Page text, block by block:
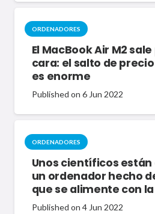
ORDENADORES
El MacBook Air M2
cara: el salto de
es enorme
Published on 6 Jun 2022
ORDENADORES
Unos científicos
un ordenador hecho
que se alimente con
Published on 4 Jun 2022